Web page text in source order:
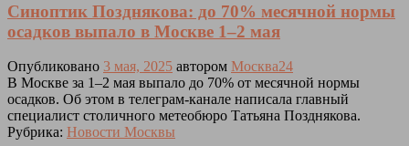
Синоптик Позднякова: до 70% месячной нормы
осадков выпало в Москве 1–2 мая
Опубликовано 3 мая, 2025 автором Москва24
В Москве за 1–2 мая выпало до 70% от месячной нормы
осадков. Об этом в телеграм-канале написала главный
специалист столичного метеобюро Татьяна Позднякова.
Рубрика: Новости Москвы